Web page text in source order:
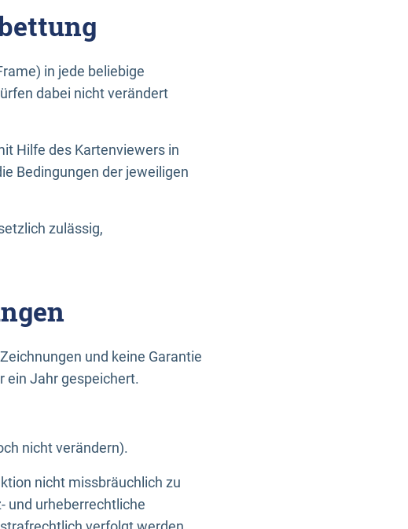
in jede beliebige
dabei nicht verändert
Hilfe des Kartenviewers in
Bedingungen der jeweiligen
zulässig,
und keine Garantie
ein Jahr gespeichert.
nicht verändern).
nicht missbräuchlich zu
und urheberrechtliche